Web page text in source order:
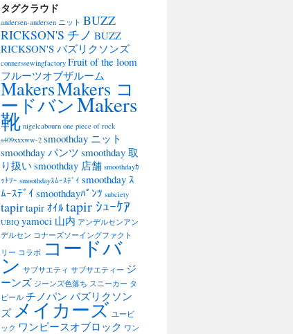
カ
イ
ブ
タグクラウド
andersen-andersen ニット BUZZ
RICKSON'S チノ BUZZ
RICKSON'S バズリクソンズ
connerssewingfactory Fruit of the loom
フルーツオブザルーム
MakersMakers コ
ードバンMakers
靴 nigelcabourn one piece of rock
s409xxxww-2 smoothday ニット
smoothday パンツ smoothday 取
り扱い smoothday 店舗 smoothdayｶ
ｯﾄｿｰ smoothdayｽﾑｰｽﾃﾞｲ smoothday ｽ
ﾑｰｽﾃﾞｲ smoothdayﾊﾟﾝﾂ subciety
tapirtapir ｵｲﾙ tapir ｼｭｰｹｱ
UBIQ yamoci 山内 アンデルセンアン
デルセン コナーズソーイングファクト
リー コラボ コードバ
ン サブサエティ サブサエティー ジ
ーンズ ジーンズ色落ち スニーカー タ
ピール チノパン バズリクソン
ズ メイカーズ ユービ
ック ワンピースオブロック ワン